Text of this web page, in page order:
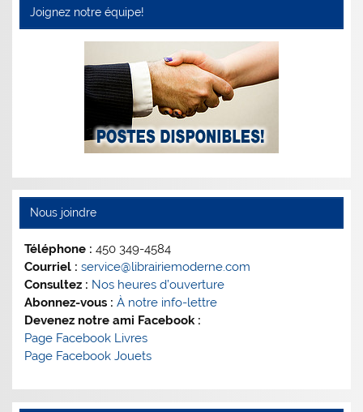
Joignez notre équipe!
Nous joindre
Téléphone : 450 349-4584
Courriel : service@librairiemoderne.com
Consultez : Nos heures d’ouverture
Abonnez-vous : À notre info-lettre
Devenez notre ami Facebook :
Page Facebook Livres
Page Facebook Jouets